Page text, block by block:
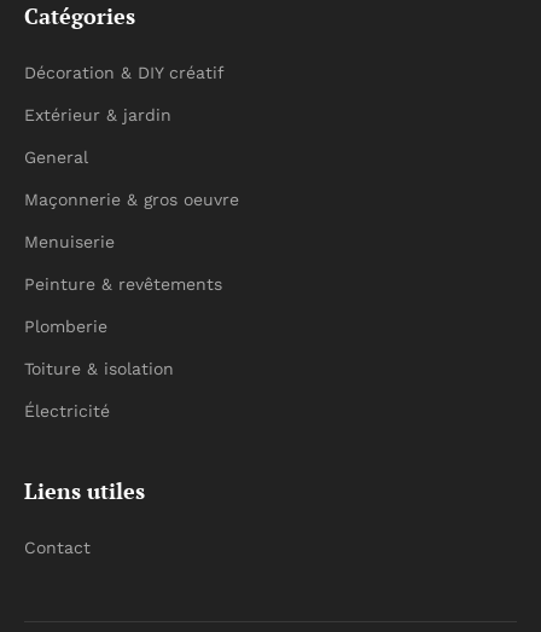
Catégories
Décoration & DIY créatif
Extérieur & jardin
General
Maçonnerie & gros oeuvre
Menuiserie
Peinture & revêtements
Plomberie
Toiture & isolation
Électricité
Liens utiles
Contact